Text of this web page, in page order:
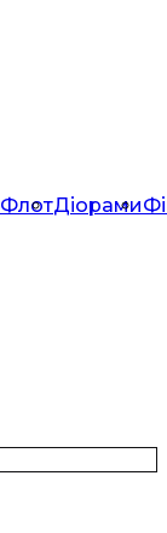
ФлотДіорами